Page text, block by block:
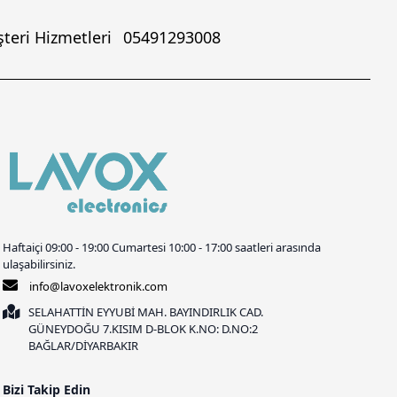
Hizmetleri 05491293008
Haftaiçi 09:00 - 19:00 Cumartesi 10:00 - 17:00 saatleri arasında
ulaşabilirsiniz.
info@lavoxelektronik.com
SELAHATTİN EYYUBİ MAH. BAYINDIRLIK CAD.
GÜNEYDOĞU 7.KISIM D-BLOK K.NO: D.NO:2
BAĞLAR/DİYARBAKIR
Bizi Takip Edin